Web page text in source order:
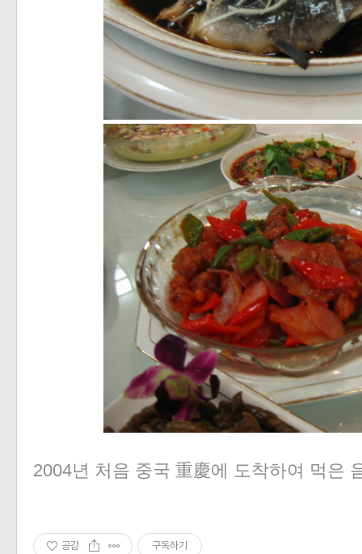
2004년 처음 중국 重慶에 도착하여 먹은
공감 구독하기